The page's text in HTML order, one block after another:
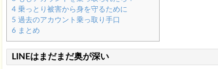
4乗っとり被害から身を守るために
5 過去のアカウント乗っ取り手口
6 まとめ
LINEはまだまだ奥が深い